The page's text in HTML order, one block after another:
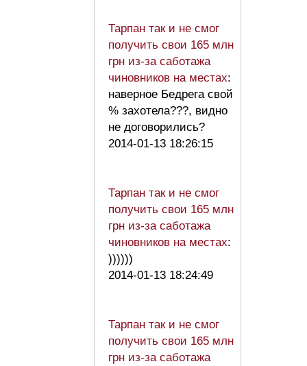
Тарпан так и не смог
получить свои 165 млн
грн из-за саботажа
чиновников на местах:
наверное Бедрега свой
% захотела???, видно
не договорились?
2014-01-13 18:26:15
Тарпан так и не смог
получить свои 165 млн
грн из-за саботажа
чиновников на местах:
))))))
2014-01-13 18:24:49
Тарпан так и не смог
получить свои 165 млн
грн из-за саботажа